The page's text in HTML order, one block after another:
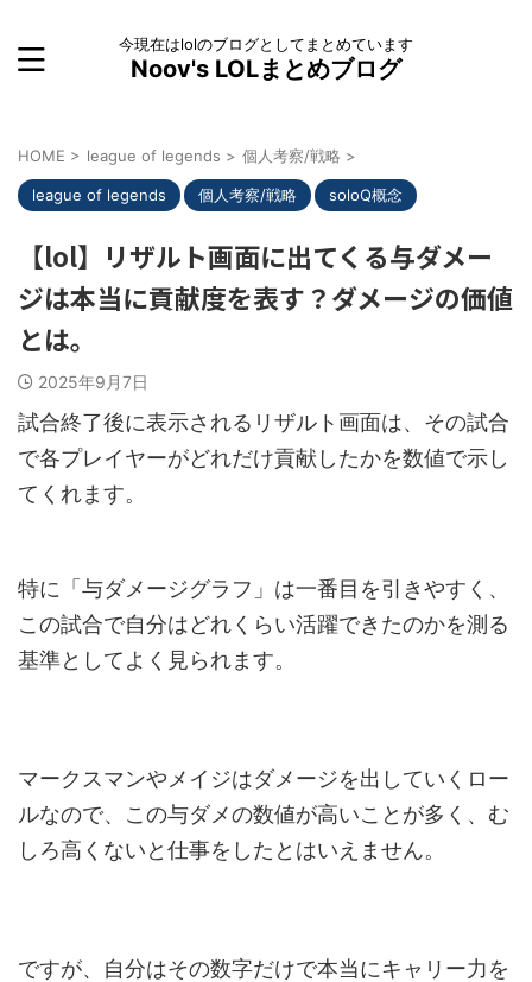
今現在はlolのブログとしてまとめています
Noov's LOLまとめブログ
HOME > league of legends > 個人考察/戦略 >
league of legends 個人考察/戦略 soloQ概念
【lol】リザルト画面に出てくる与ダメー
ジは本当に貢献度を表す？ダメージの価値
とは。
2025年9月7日
試合終了後に表示されるリザルト画面は、その試合
で各プレイヤーがどれだけ貢献したかを数値で示し
てくれます。
特に「与ダメージグラフ」は一番目を引きやすく、
この試合で自分はどれくらい活躍できたのかを測る
基準としてよく見られます。
マークスマンやメイジはダメージを出していくロー
ルなので、この与ダメの数値が高いことが多く、む
しろ高くないと仕事をしたとはいえません。
ですが、自分はその数字だけで本当にキャリー力を